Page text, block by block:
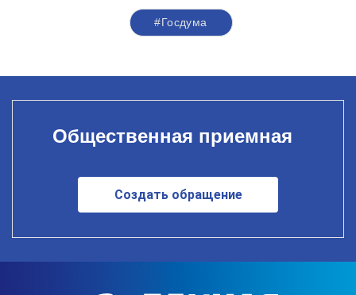
#Госдума
Общественная приемная
Создать обращение